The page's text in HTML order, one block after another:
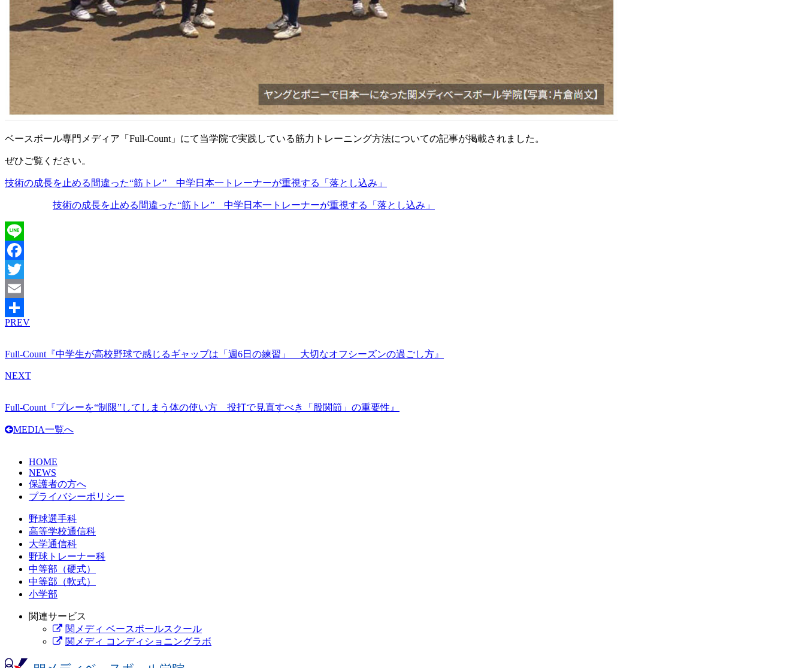
ベースボール専門メディア「Full-Count」にて当学院で実践している筋力トレーニング方法についての記事が掲載されました。
ぜひご覧ください。
技術の成長を止める間違った“筋トレ” 中学日本一トレーナーが重視する「落とし込み」
技術の成長を止める間違った“筋トレ” 中学日本一トレーナーが重視する「落とし込み」
Line
Facebook
Twitter
Email
共
PREV
Full-Count『中学生が高校野球で感じるギャップは「週6日の練習」 大切なオフシーズンの過ごし方』
NEXT
Full-Count『プレーを“制限”してしまう体の使い方 投打で見直すべき「股関節」の重要性』
MEDIA一覧へ
HOME
NEWS
保護者の方へ
プライバシーポリシー
野球選手科
高等学校通信科
大学通信科
野球トレーナー科
中等部（硬式）
中等部（軟式）
小学部
関連サービス
関メディ ベースボールスクール
関メディ コンディショニングラボ